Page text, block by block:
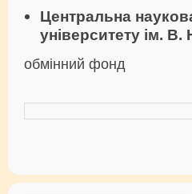
Центральна
університету ім. В.
обмінний фонд